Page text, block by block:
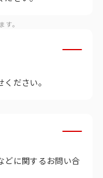
す。
ださい。
どに関するお問い合